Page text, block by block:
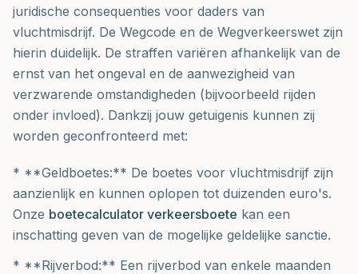
juridische consequenties voor daders van
vluchtmisdrijf. De Wegcode en de Wegverkeerswet zijn
hierin duidelijk. De straffen variëren afhankelijk van de
ernst van het ongeval en de aanwezigheid van
verzwarende omstandigheden (bijvoorbeeld rijden
onder invloed). Dankzij jouw getuigenis kunnen zij
worden geconfronteerd met:
* **Geldboetes:** De boetes voor vluchtmisdrijf zijn
aanzienlijk en kunnen oplopen tot duizenden euro's.
Onze boetecalculator verkeersboete kan een
inschatting geven van de mogelijke geldelijke sanctie.
* **Rijverbod:** Een rijverbod van enkele maanden